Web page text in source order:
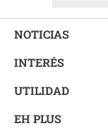
NOTICIAS
INTERÉS
UTILIDAD
EH PLUS